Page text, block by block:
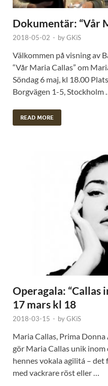
Dokumentär: “Vår
2018-05-02 - byGKiS
Välkommen på visning av
“Vår Maria Callas” om
Söndag 6 maj, kl 18.00
Borgvägen 1-5, Stockholm …
READ MORE
Operagala: “Callas
17 mars kl 18
2018-03-15 - byGKiS
Maria Callas, Prima
gör Maria Callas unik
hennes vokala agilitá –
med vackrare röst eller …